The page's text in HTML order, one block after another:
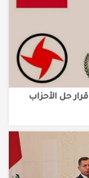
حل الأحزاب